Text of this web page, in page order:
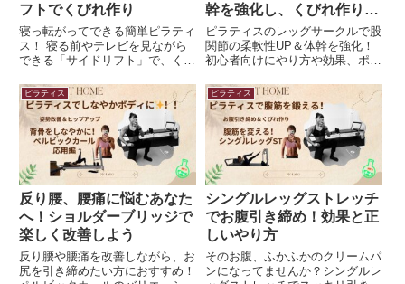
フトでくびれ作り
寝っ転がってできる簡単ピラティ
ス！ 寝る前やテレビを見ながら
できる「サイドリフト」で、くび
いフォームや腰に負担をかけない
コツを解説！ 1日10回で理想のウ
エストへ🔥
幹を強化し、くびれ作りに
も効果的！レッグサークル
の正しいやり方と効果】
ピラティスのレッグサークルで股
関節の柔軟性UP＆体幹を強化！
初心者向けにやり方や効果、ポイ
むくみ解消にも◎ 寝る前の簡単
エクササイズでスッキリボディを
目指そう！
ピラティス
反り腰、腰痛に悩むあなた
へ！ショルダーブリッジで
楽しく改善しよう
反り腰や腰痛を改善しながら、お
尻を引き締めたい方におすすめ！
ピラティス
シングルレッグストレッチ
でお腹引き締め！効果と正
しいやり方
そのお腹、ふかふかのクリームパ
ンになってませんか？シングルレ